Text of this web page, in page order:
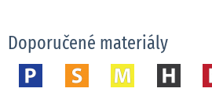
Doporučené materiály